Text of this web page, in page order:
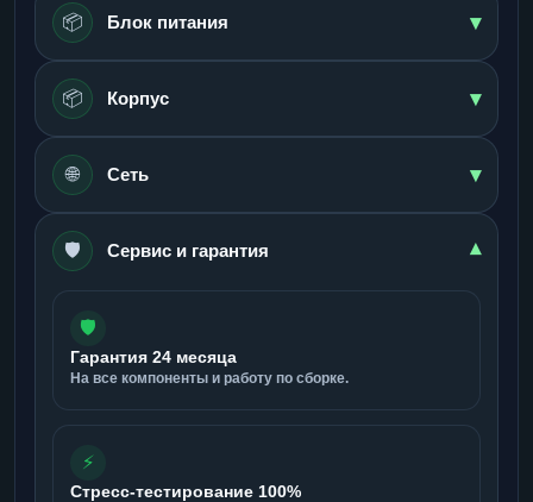
📦 Блок питания ▾
📦 Корпус ▾
🌐 Сеть ▾
🛡️ Сервис и гарантия ▾
🛡️
Гарантия 24 месяца
На все компоненты и работу по сборке.
⚡
Стресс-тестирование 100%